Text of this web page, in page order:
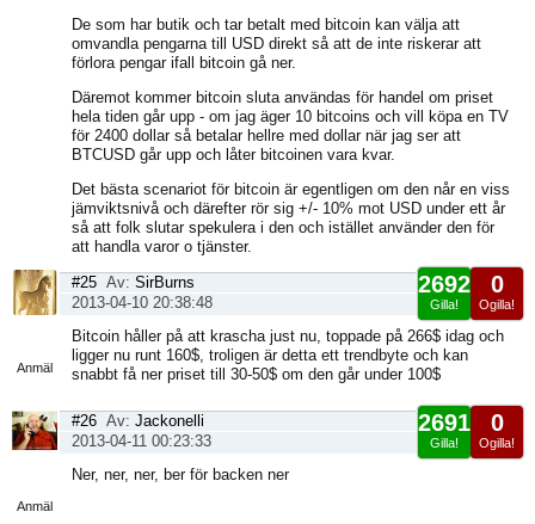
De som har butik och tar betalt med bitcoin kan välja att
omvandla pengarna till USD direkt så att de inte riskerar att
förlora pengar ifall bitcoin gå ner.
Däremot kommer bitcoin sluta användas för handel om priset
hela tiden går upp - om jag äger 10 bitcoins och vill köpa en TV
för 2400 dollar så betalar hellre med dollar när jag ser att
BTCUSD går upp och låter bitcoinen vara kvar.
Det bästa scenariot för bitcoin är egentligen om den når en viss
jämviktsnivå och därefter rör sig +/- 10% mot USD under ett år
så att folk slutar spekulera i den och istället använder den för
att handla varor o tjänster.
Anmäl
0
Ogilla!
2692
Gilla!
#25 Av: SirBurns
2013-04-10 20:38:48
Bitcoin håller på att krascha just nu, toppade på 266$ idag och
ligger nu runt 160$, troligen är detta ett trendbyte och kan
snabbt få ner priset till 30-50$ om den går under 100$
Anmäl
0
Ogilla!
2691
Gilla!
#26 Av: Jackonelli
2013-04-11 00:23:33
Ner, ner, ner, ber för backen ner